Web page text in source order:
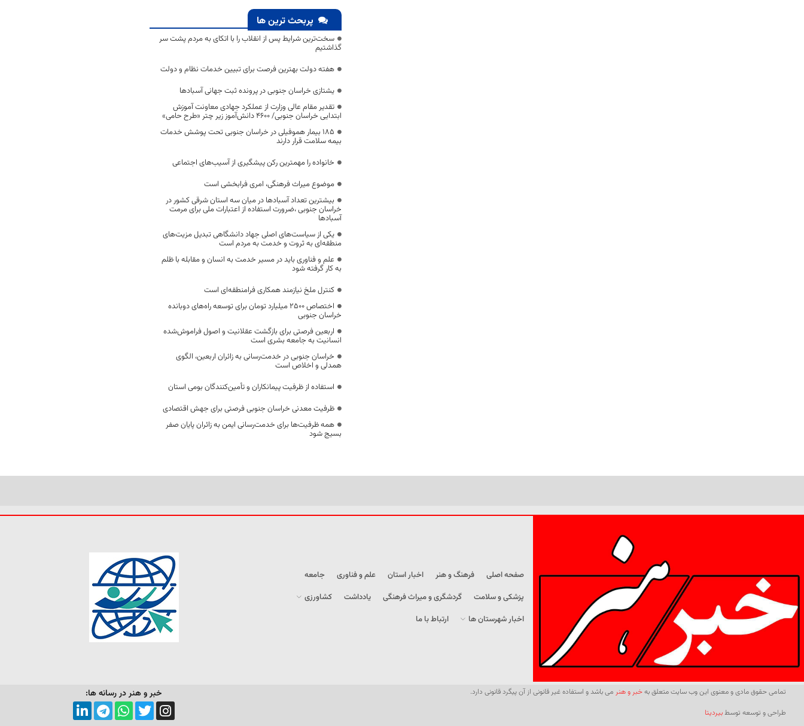
پربحث ترین ها
سخت‌ترین شرایط پس از انقلاب را با اتکای به مردم پشت سر
گذاشتیم
هفته دولت بهترین فرصت برای تبیین خدمات نظام و دولت
یشتازی خراسان جنوبی در پرونده ثبت جهانی آسبادها
تقدیر مقام عالی وزارت از عملکرد جهادی معاونت آموزش
ابتدایی خراسان جنوبی/ ۴۶۰۰ دانش‌آموز زیر چتر «طرح حامی»
۱۸۵ بیمار هموفیلی در خراسان جنوبی تحت پوشش خدمات
بیمه سلامت قرار دارند
خانواده را مهمترین رکن پیشگیری از آسیب‌های اجتماعی
موضوع میراث فرهنگی، امری فرابخشی است
بیشترین تعداد آسبادها در میان سه استان شرقی کشور در
خراسان جنوبی ،ضرورت استفاده از اعتبارات ملی برای مرمت
آسبادها
یکی از سیاست‌های اصلی جهاد دانشگاهی تبدیل مزیت‌های
منطقه‌ای به ثروت و خدمت به مردم است
علم و فناوری باید در مسیر خدمت به انسان و مقابله با ظلم
به کار گرفته شود
کنترل ملخ نیازمند همکاری فرامنطقه‌ای است
اختصاص 2500 میلیارد تومان برای توسعه راه‌های دوبانده
خراسان جنوبی
اربعین فرصتی برای بازگشت عقلانیت و اصول فراموش‌شده
انسانیت به جامعه بشری است
خراسان جنوبی در خدمت‌رسانی به زائران اربعین، الگوی
همدلی و اخلاص است
استفاده از ظرفیت پیمانکاران و تأمین‌کنندگان بومی استان
ظرفیت معدنی خراسان جنوبی فرصتی برای جهش اقتصادی
همه ظرفیت‌ها برای خدمت‌رسانی ایمن به زائران پایان صفر
بسیج شود
صفحه اصلی فرهنگ و هنر اخبار استان علم و فناوری
جامعه
پزشکی و سلامت
گردشگری و میراث فرهنگی یادداشت
کشاورزی
اخبار شهرستان ها
ارتباط با ما
تمامی حقوق مادی و معنوی این وب سایت متعلق بهخبر و هنر می باشد و استفاده غیر قانونی از آن پیگرد قانونی دارد.
طراحی و توسعه توسطبیردیتا
خبر و هنر در رسانه ها: